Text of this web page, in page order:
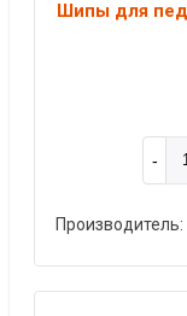
Шипы для
Производитель: